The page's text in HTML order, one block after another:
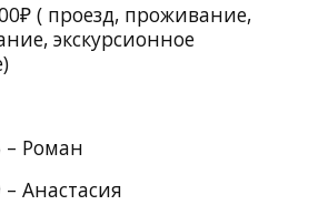
( проезд, проживание,
экскурсионное
– Роман
Анастасия